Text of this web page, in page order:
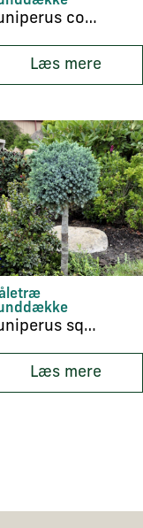
Juniperus conferta ‘Schlager’
Læs mere
Juniperus squamata ‘Blue Star’
Læs mere